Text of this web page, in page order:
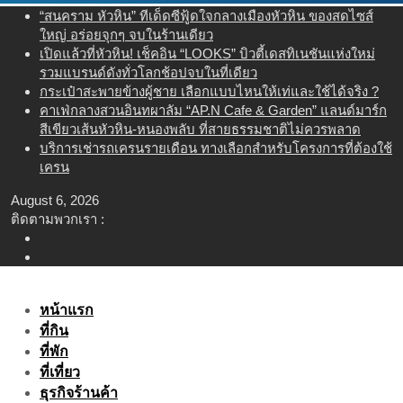
content
“สนคราม หัวหิน” ทีเด็ดซีฟู้ดใจกลางเมืองหัวหิน ของสดไซส์
ใหญ่ อร่อยจุกๆ จบในร้านเดียว
เปิดแล้วที่หัวหิน! เช็คอิน “LOOKS” บิวตี้เดสทิเนชันแห่งใหม่
รวมแบรนด์ดังทั่วโลกช้อปจบในที่เดียว
กระเป๋าสะพายข้างผู้ชาย เลือกแบบไหนให้เท่และใช้ได้จริง ?
คาเฟ่กลางสวนอินทผาลัม “AP.N Cafe & Garden” แลนด์มาร์ก
สีเขียวเส้นหัวหิน-หนองพลับ ที่สายธรรมชาติไม่ควรพลาด
บริการเช่ารถเครนรายเดือน ทางเลือกสำหรับโครงการที่ต้องใช้
เครน
August 6, 2026
ติดตามพวกเรา :
หน้าแรก
ที่กิน
ที่พัก
ที่เที่ยว
ธุรกิจร้านค้า